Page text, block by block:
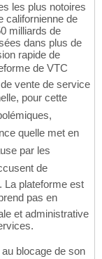
les plus notoires
californienne de
milliards de
dans plus de
rapide de
de VTC
vente de service
pour cette
quelle met en
par les
de
La plateforme est
pas en
et administrative
au blocage de son